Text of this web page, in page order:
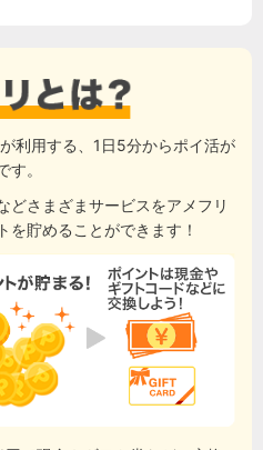
利用する、1日5分からポイ活が
。
どさまざまサービスをアメフリ
を貯めることができます！